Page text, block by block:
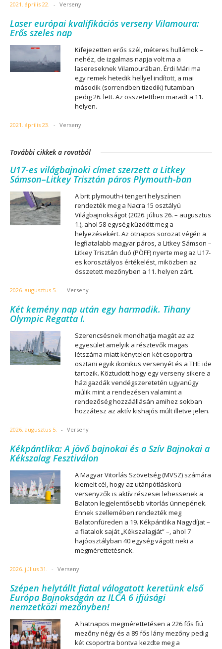
2021. április 22. - Verseny
Laser európai kvalifikációs verseny Vilamoura:
Erős szeles nap
Kifejezetten erős szél, méteres hullámok –
nehéz, de izgalmas napja volt ma a
lasereseknek Vilamourában. Érdi Mári ma
egy remek hetedik hellyel indított, a mai
második (sorrendben tizedik) futamban
pedig 26. lett. Az összetettben maradt a 11.
helyen.
2021. április 23. - Verseny
További cikkek a rovatból
U17-es világbajnoki címet szerzett a Litkey
Sámson–Litkey Trisztán páros Plymouth-ban
A brit plymouth-i tengeri helyszínen
rendezték meg a Nacra 15 osztályú
Világbajnokságot (2026. július 26. – augusztus
1.), ahol 58 egység küzdött meg a
helyezésekért. Az ötnapos sorozat végén a
legfiatalabb magyar páros, a Litkey Sámson –
Litkey Trisztán duó (PÖFF) nyerte meg az U17-
es korosztályos értékelést, miközben az
összetett mezőnyben a 11. helyen zárt.
2026. augusztus 5. - Verseny
Két kemény nap után egy harmadik. Tihany
Olympic Regatta I.
Szerencsésnek mondhatja magát az az
egyesület amelyik a résztevők magas
létszáma miatt kénytelen két csoportra
osztani egyik ikonikus versenyét és a THE ide
tartozik. Köztudott hogy egy verseny sikere a
házigazdák vendégszeretetén ugyanúgy
múlik mint a rendezésen valamint a
rendezőség hozzáállásán amihez sokban
hozzátesz az aktív kishajós múlt illetve jelen.
2026. augusztus 5. - Verseny
Kékpántlika: A jövő bajnokai és a Szív Bajnokai a
Kékszalag Fesztiválon
A Magyar Vitorlás Szövetség (MVSZ) számára
kiemelt cél, hogy az utánpótláskorú
versenyzők is aktív részesei lehessenek a
Balaton legjelentősebb vitorlás ünnepének.
Ennek szellemében rendezték meg
Balatonfüreden a 19. Kékpántlika Nagydíjat –
a fiatalok saját „Kékszalagját” –, ahol 7
hajóosztályban 40 egység vágott neki a
megmérettetésnek.
2026. július 31. - Verseny
Szépen helytállt fiatal válogatott keretünk első
Európa Bajnokságán az ILCA 6 ifjúsági
nemzetközi mezőnyben!
A hatnapos megmérettetésen a 226 fős fiú
mezőny négy és a 89 fős lány mezőny pedig
két csoportra bontva kezdte meg a